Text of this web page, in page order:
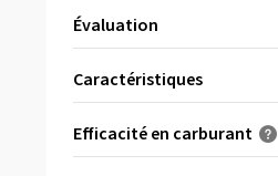
Snowproof 1
Snowproof 2(23)
Snowproof 2 SUV
Snowproof C(21)
von
bis
Évaluation
Tous les avis(230)
Caractéristiques
Renforcé(174)
Efficacité en carburant